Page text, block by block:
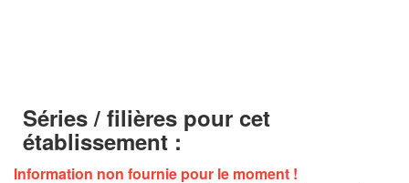
Séries / filières pour cet
établissement :
Information non fournie pour le moment !